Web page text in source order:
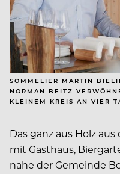
SOMMELIER MARTIN
NORMAN BEITZ
KLEINEM KREIS AN VIER
Das ganz aus Holz
mit Gasthaus,
nahe der Gemeinde